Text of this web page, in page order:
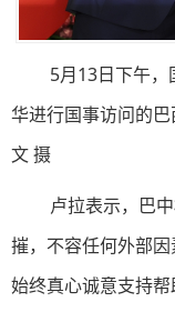
5月13日下午
华进行国事访问的
文 摄
卢拉表示，巴
摧，不容任何外部
始终真心诚意支持